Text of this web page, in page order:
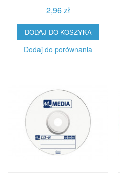
2,96 zł
DODAJ DO KOSZYKA
Dodaj do porównania